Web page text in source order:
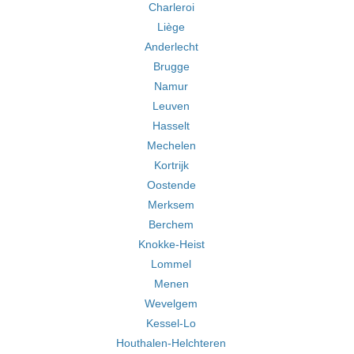
Charleroi
Liège
Anderlecht
Brugge
Namur
Leuven
Hasselt
Mechelen
Kortrijk
Oostende
Merksem
Berchem
Knokke-Heist
Lommel
Menen
Wevelgem
Kessel-Lo
Houthalen-Helchteren